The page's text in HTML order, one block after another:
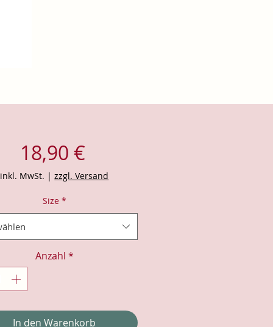
18,90 €
inkl. MwSt. |zzgl. Versand
Size *
Anzahl *
In den Warenkorb